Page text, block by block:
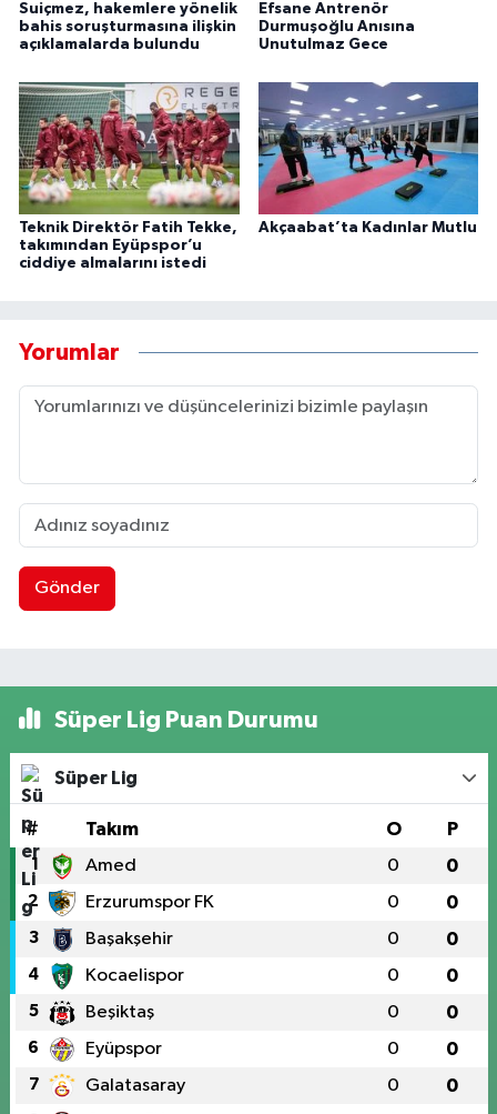
Suiçmez, hakemlere yönelik
bahis soruşturmasına ilişkin
açıklamalarda bulundu
Efsane Antrenör
Durmuşoğlu Anısına
Unutulmaz Gece
Teknik Direktör Fatih Tekke,
takımından Eyüpspor’u
ciddiye almalarını istedi
Akçaabat’ta Kadınlar Mutlu
Yorumlar
Gönder
Süper Lig Puan Durumu
Süper Lig
# Takım O P
1 Amed 0 0
2 Erzurumspor FK 0 0
3 Başakşehir 0 0
4 Kocaelispor 0 0
5 Beşiktaş 0 0
6 Eyüpspor 0 0
7 Galatasaray 0 0